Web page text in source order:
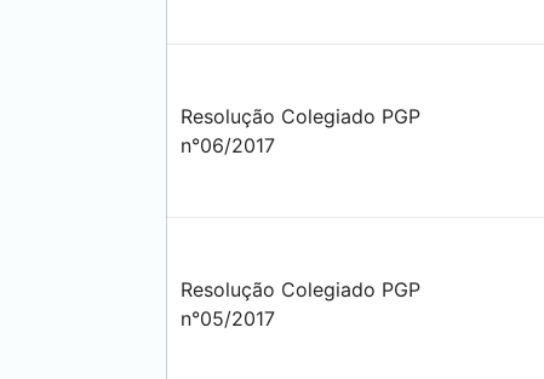
Resolução Colegiado PGP
n°06/2017
Resolução Colegiado PGP
n°05/2017